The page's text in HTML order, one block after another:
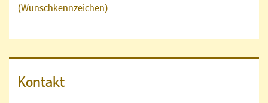
(Wunschkennzeichen)
Kontakt